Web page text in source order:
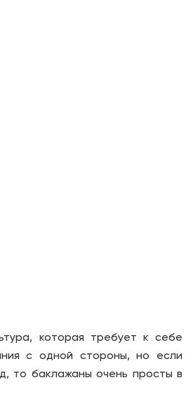
которая требует к себе
с одной стороны, но если
то баклажаны очень просты в